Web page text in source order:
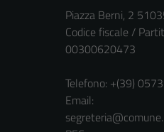
Piazza Berni, 2
Codice fiscale /
00300620473
Telefono: +(39)
Email: